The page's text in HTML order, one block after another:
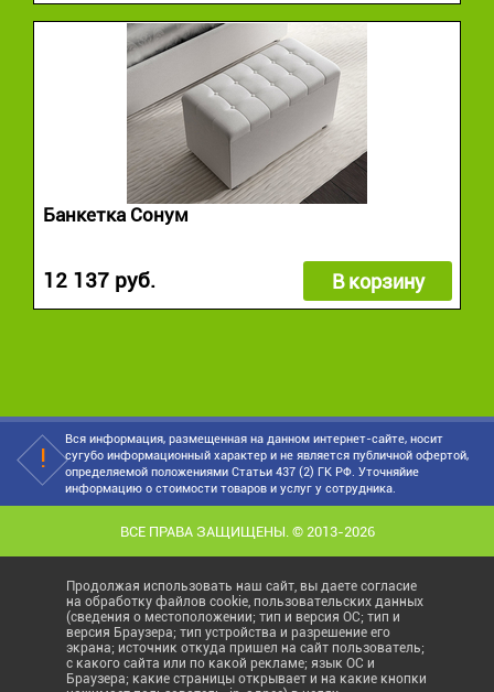
Банкетка Сонум
12 137 руб. В корзину
Вся информация, размещенная на данном интернет-сайте, носит
сугубо информационный характер и не является публичной офертой,
определяемой положениями Статьи 437 (2) ГК РФ. Уточняйие
информацию о стоимости товаров и услуг у сотрудника.
ВСЕ ПРАВА ЗАЩИЩЕНЫ. © 2013-2026
Продолжая использовать наш сайт, вы даете согласие
на обработку файлов cookie, пользовательских данных
(сведения о местоположении; тип и версия ОС; тип и
версия Браузера; тип устройства и разрешение его
экрана; источник откуда пришел на сайт пользователь;
с какого сайта или по какой рекламе; язык ОС и
Браузера; какие страницы открывает и на какие кнопки